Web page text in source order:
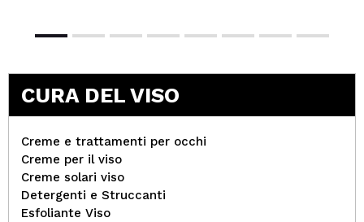
CURA DEL VISO
Creme e trattamenti per occhi
Creme per il viso
Creme solari viso
Detergenti e Struccanti
Esfoliante Viso